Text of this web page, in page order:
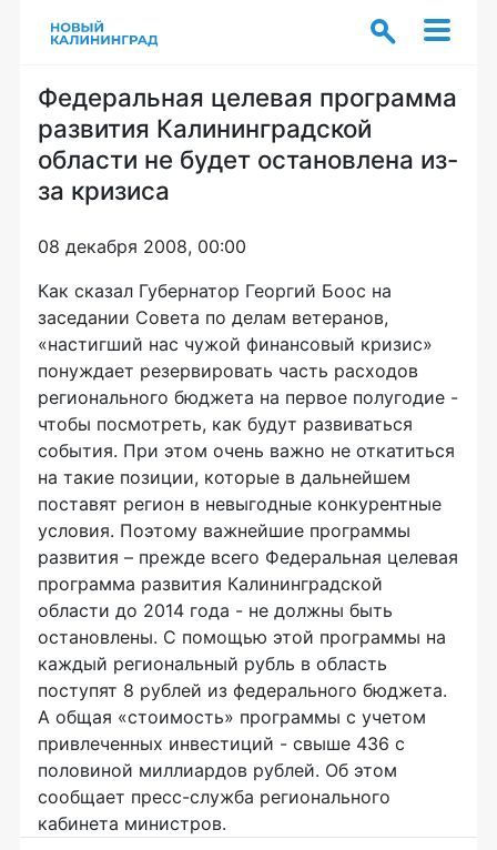
Федеральная целевая программа
развития Калининградской
области не будет остановлена из-
за кризиса
08 декабря 2008, 00:00
Как сказал Губернатор Георгий Боос на
заседании Совета по делам ветеранов,
«настигший нас чужой финансовый кризис»
понуждает резервировать часть расходов
регионального бюджета на первое полугодие -
чтобы посмотреть, как будут развиваться
события. При этом очень важно не откатиться
на такие позиции, которые в дальнейшем
поставят регион в невыгодные конкурентные
условия. Поэтому важнейшие программы
развития – прежде всего Федеральная целевая
программа развития Калининградской
области до 2014 года - не должны быть
остановлены. С помощью этой программы на
каждый региональный рубль в область
поступят 8 рублей из федерального бюджета.
А общая «стоимость» программы с учетом
привлеченных инвестиций - свыше 436 с
половиной миллиардов рублей. Об этом
сообщает пресс-служба регионального
кабинета министров.